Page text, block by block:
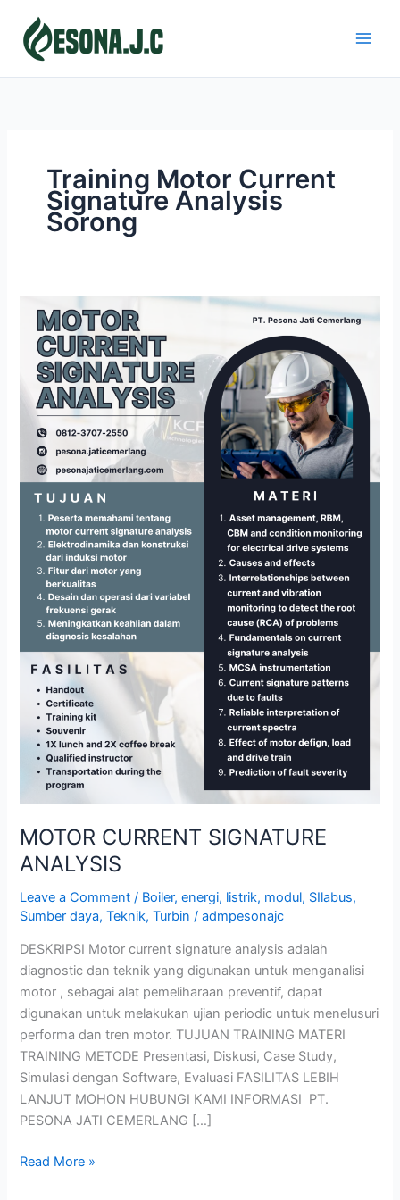
content
Training Motor Current
Signature Analysis
Sorong
MOTOR CURRENT SIGNATURE
ANALYSIS
Leave a Comment / Boiler,energi, listrik, modul, SIlabus,
Sumber daya,Teknik,Turbin /admpesonajc
DESKRIPSI Motor current signature analysis adalah
diagnostic dan teknik yang digunakan untuk menganalisi
motor , sebagai alat pemeliharaan preventif, dapat
digunakan untuk melakukan ujian periodic untuk menelusuri
performa dan tren motor. TUJUAN TRAINING MATERI
TRAINING METODE Presentasi, Diskusi, Case Study,
Simulasi dengan Software, Evaluasi FASILITAS LEBIH
LANJUT MOHON HUBUNGI KAMI INFORMASI PT.
PESONA JATI CEMERLANG […]
MOTOR
CURRENT
SIGNATURE
ANALYSIS
Read More »